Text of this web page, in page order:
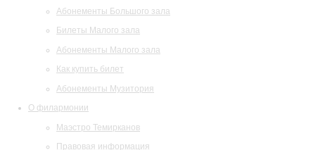
Абонементы Большого зала
Билеты Малого зала
Абонементы Малого зала
Как купить билет
Абонементы Музитория
О филармонии
Маэстро Темирканов
Правовая информация